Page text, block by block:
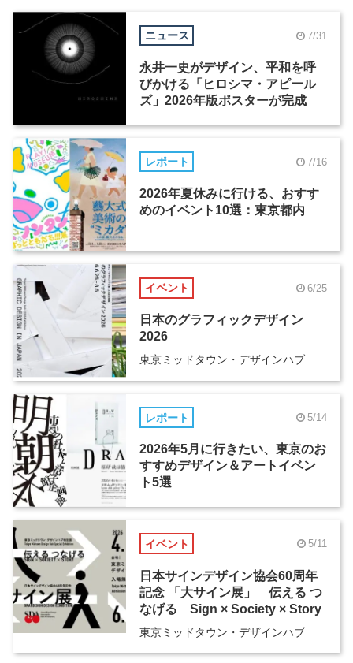
ニュース 7/31
永井一史がデザイン、平和を呼
びかける「ヒロシマ・アピール
ズ」2026年版ポスターが完成
レポート 7/16
2026年夏休みに行ける、おすす
めのイベント10選：東京都内
イベント 6/25
日本のグラフィックデザイン
2026
東京ミッドタウン・デザインハブ
レポート 5/14
2026年5月に行きたい、東京のお
すすめデザイン＆アートイベン
ト5選
イベント 5/11
日本サインデザイン協会60周年
記念 「大サイン展」 伝える つ
なげる Sign × Society × Story
東京ミッドタウン・デザインハブ